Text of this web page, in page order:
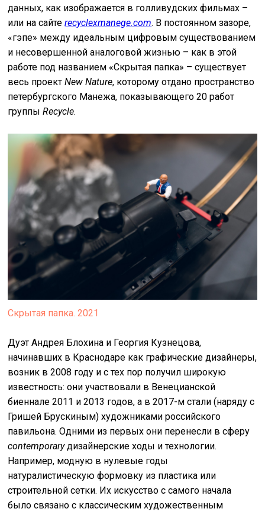
данных, как изображается в голливудских фильмах –
или на сайтеrecyclexmanege.com. В постоянном зазоре,
«гэпе» между идеальным цифровым существованием
и несовершенной аналоговой жизнью – как в этой
работе под названием «Скрытая папка» – существует
весь проектNew Nature, которому отдано пространство
петербургского Манежа, показывающего 20 работ
группыRecycle.
Скрытая папка. 2021
Дуэт Андрея Блохина и Георгия Кузнецова,
начинавших в Краснодаре как графические дизайнеры,
возник в 2008 году и с тех пор получил широкую
известность: они участвовали в Венецианской
биеннале 2011 и 2013 годов, а в 2017-м стали (наряду с
Гришей Брускиным) художниками российского
павильона. Одними из первых они перенесли в сферу
contemporaryдизайнерские ходы и технологии.
Например, модную в нулевые годы
натуралистическую формовку из пластика или
строительной сетки. Их искусство с самого начала
было связано с классическим художественным